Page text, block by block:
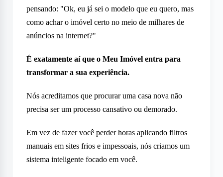
pensando: "Ok, eu já sei o modelo que eu quero, mas
como achar o imóvel certo no meio de milhares de
anúncios na internet?"
É exatamente aí que o Meu Imóvel entra para
transformar a sua experiência.
Nós acreditamos que procurar uma casa nova não
precisa ser um processo cansativo ou demorado.
Em vez de fazer você perder horas aplicando filtros
manuais em sites frios e impessoais, nós criamos um
sistema inteligente focado em você.